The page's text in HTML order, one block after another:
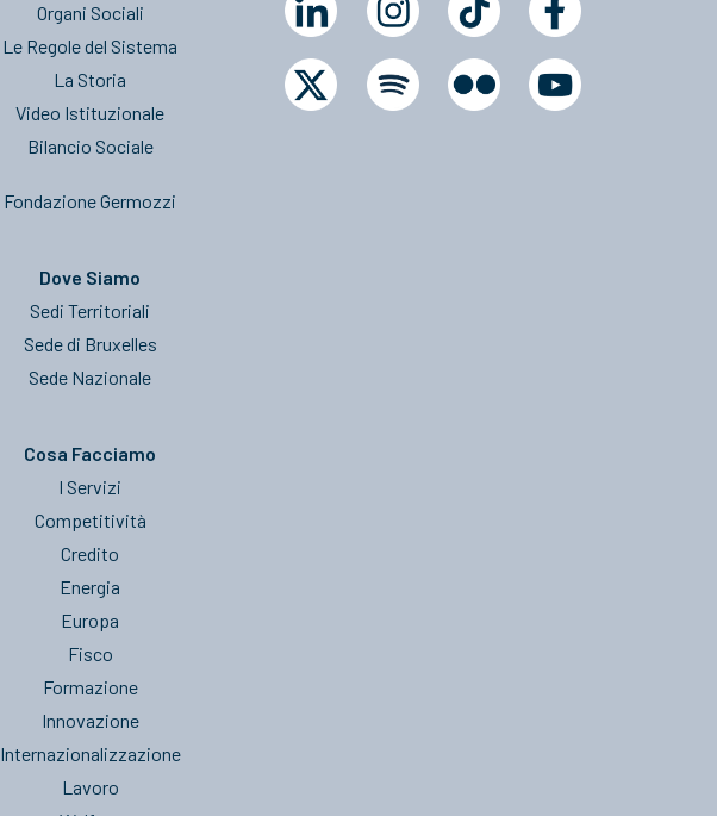
Organi Sociali
Le Regole del Sistema
La Storia
Video Istituzionale
Bilancio Sociale
Fondazione Germozzi
Dove Siamo
Sedi Territoriali
Sede di Bruxelles
Sede Nazionale
Cosa Facciamo
I Servizi
Competitività
Credito
Energia
Europa
Fisco
Formazione
Innovazione
Internazionalizzazione
Lavoro